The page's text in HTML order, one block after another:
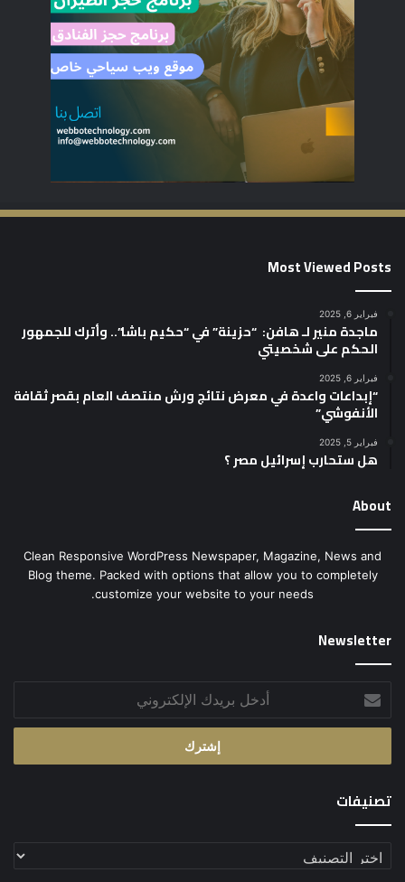
Most Viewed Posts
فبراير 6, 2025
ماجدة منير لـ هافن: “حزينة” في “حكيم باشا”.. وأترك للجمهور
الحكم على شخصيتي
فبراير 6, 2025
“إبداعات واعدة في معرض نتائج ورش منتصف العام بقصر ثقافة
الأنفوشي”
فبراير 5, 2025
هل ستحارب إسرائيل مصر ؟
About
Clean Responsive WordPress Newspaper, Magazine, News and
Blog theme. Packed with options that allow you to completely
customize your website to your needs.
Newsletter
بريدك
الإلكتروني
تصنيفات
تصنيفات